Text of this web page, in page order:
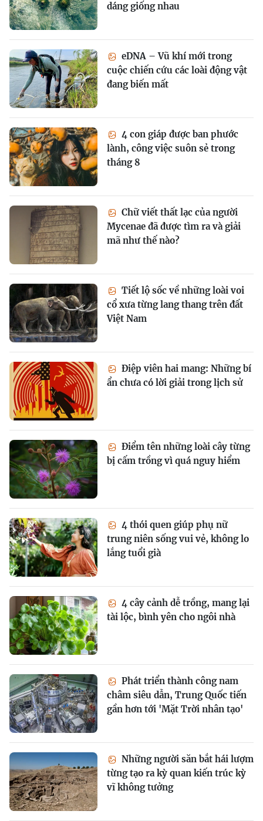
dáng giống nhau
eDNA – Vũ khí mới trong
cuộc chiến cứu các loài động vật
đang biến mất
4 con giáp được ban phước
lành, công việc suôn sẻ trong
tháng 8
Chữ viết thất lạc của người
Mycenae đã được tìm ra và giải
mã như thế nào?
Tiết lộ sốc về những loài voi
cổ xưa từng lang thang trên đất
Việt Nam
Điệp viên hai mang: Những bí
ẩn chưa có lời giải trong lịch sử
Điểm tên những loài cây từng
bị cấm trồng vì quá nguy hiểm
4 thói quen giúp phụ nữ
trung niên sống vui vẻ, không lo
lắng tuổi già
4 cây cảnh dễ trồng, mang lại
tài lộc, bình yên cho ngôi nhà
Phát triển thành công nam
châm siêu dẫn, Trung Quốc tiến
gần hơn tới 'Mặt Trời nhân tạo'
Những người săn bắt hái lượm
từng tạo ra kỳ quan kiến trúc kỳ
vĩ không tưởng